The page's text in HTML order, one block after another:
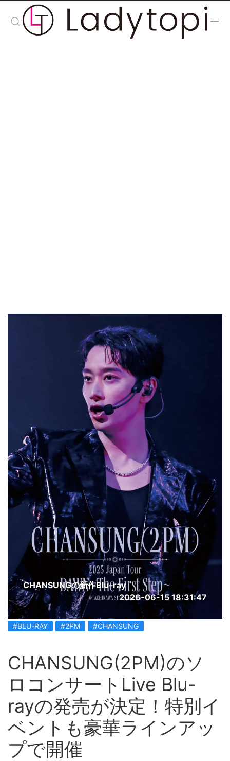
CHANSUNGの新作Blu-ray
2026-06-15 18:31:47
#BLU-RAY #2PM #CHANSUNG
CHANSUNG(2PM)のソ
ロコンサートLive Blu-
rayの発売が決定！特別イ
ベントも豪華ラインアッ
プで開催